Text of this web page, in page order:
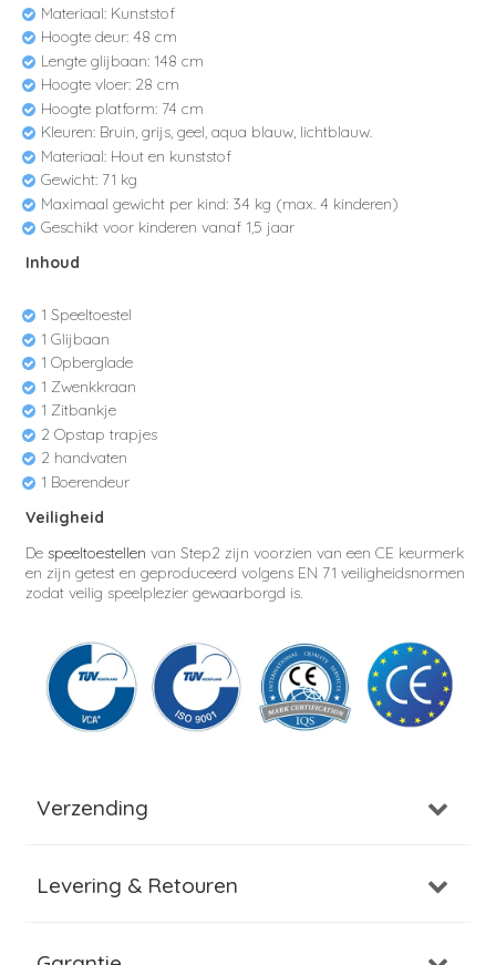
Materiaal: Kunststof
Hoogte deur: 48 cm
Lengte glijbaan: 148 cm
Hoogte vloer: 28 cm
Hoogte platform: 74 cm
Kleuren: Bruin, grijs, geel, aqua blauw, lichtblauw.
Materiaal: Hout en kunststof
Gewicht: 71 kg
Maximaal gewicht per kind: 34 kg (max. 4 kinderen)
Geschikt voor kinderen vanaf 1,5 jaar
Inhoud
1 Speeltoestel
1 Glijbaan
1 Opberglade
1 Zwenkkraan
1 Zitbankje
2 Opstap trapjes
2 handvaten
1 Boerendeur
Veiligheid
De speeltoestellen van Step2 zijn voorzien van een CE keurmerk
en zijn getest en geproduceerd volgens EN 71 veiligheidsnormen
zodat veilig speelplezier gewaarborgd is.
Verzending
Levering & Retouren